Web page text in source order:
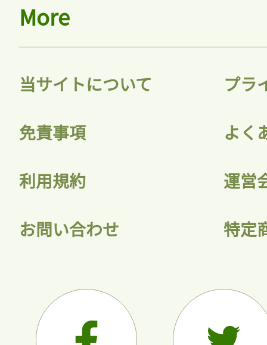
More
当サイトについて プラ
免責事項 よく
利用規約 運営
お問い合わせ 特定